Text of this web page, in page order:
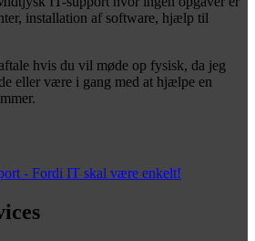
installation af software, hjælp til
hvis du vil møde op fysisk, da jeg
eller være i gang med at hjælpe en